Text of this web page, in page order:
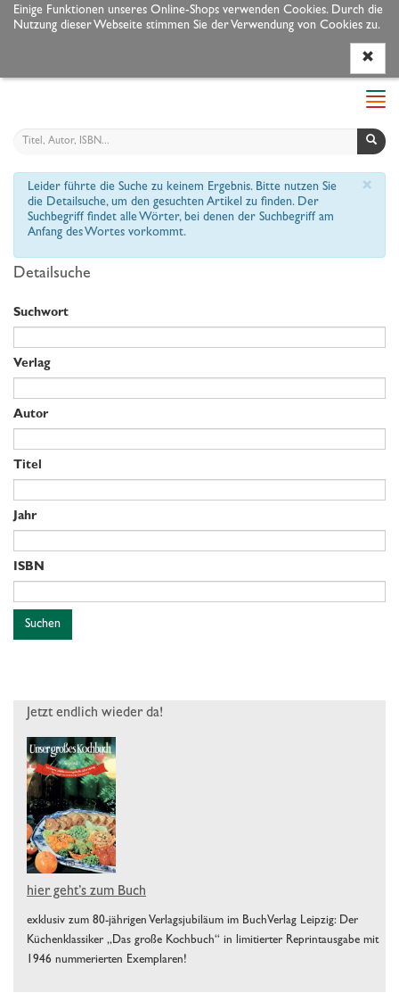
Einige Funktionen unseres Online-Shops verwenden Cookies. Durch die
Nutzung dieser Webseite stimmen Sie der Verwendung von Cookies zu.
×
Leider führte die Suche zu keinem Ergebnis. Bitte nutzen Sie
die Detailsuche, um den gesuchten Artikel zu finden. Der
Suchbegriff findet alle Wörter, bei denen der Suchbegriff am
Anfang des Wortes vorkommt.
Detailsuche
Suchwort
Verlag
Autor
Titel
Jahr
ISBN
Suchen
Jetzt endlich wieder da!
hier geht’s zum Buch
exklusiv zum 80-jährigen Verlagsjubiläum im BuchVerlag Leipzig: Der
Küchenklassiker „Das große Kochbuch“ in limitierter Reprintausgabe mit
1946 nummerierten Exemplaren!